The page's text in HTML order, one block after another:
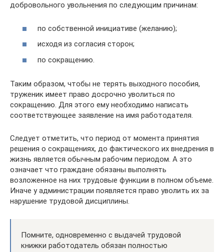
добровольного увольнения по следующим причинам:
по собственной инициативе (желанию);
исходя из согласия сторон;
по сокращению.
Таким образом, чтобы не терять выходного пособия,
труженик имеет право досрочно уволиться по
сокращению. Для этого ему необходимо написать
соответствующее заявление на имя работодателя.
Следует отметить, что период от момента принятия
решения о сокращениях, до фактического их внедрения в
жизнь является обычным рабочим периодом. А это
означает что граждане обязаны выполнять
возложенное на них трудовые функции в полном объеме.
Иначе у администрации появляется право уволить их за
нарушение трудовой дисциплины.
Помните, одновременно с выдачей трудовой
книжки работодатель обязан полностью